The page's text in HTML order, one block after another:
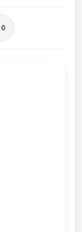
0